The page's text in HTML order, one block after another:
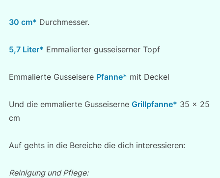
30 cm* Durchmesser.
5,7 Liter* Emmalierter gusseiserner Topf
Emmalierte Gusseisere Pfanne* mit Deckel
Und die emmalierte Gusseiserne Grillpfanne* 35 x 25
cm
Auf gehts in die Bereiche die dich interessieren:
Reinigung und Pflege: